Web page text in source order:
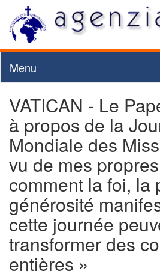
Menu
VATICAN - Le
à propos de la
Mondiale des
vu de mes
comment la foi, la
générosité
cette journée
transformer des
entières »